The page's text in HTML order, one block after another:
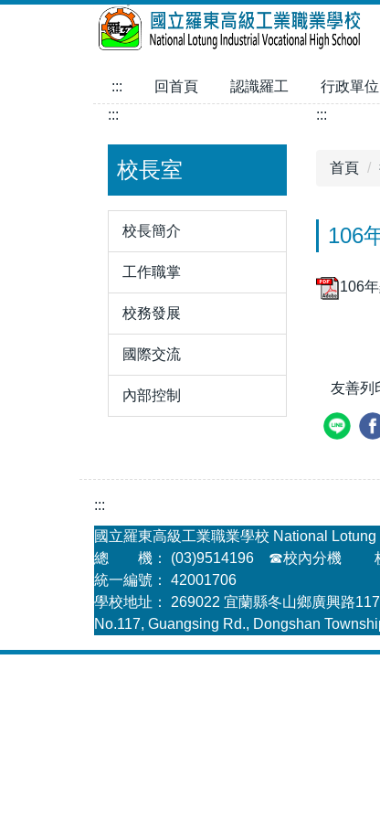
::: 回首頁 認識羅工 行政單位
:::
校長室
校長簡介
工作職掌
校務發展
國際交流
內部控制
:::
首頁
106
106
友善列
:::
國立羅東高級工業職業學校 National
總 機： (03)9514196 ☎校內分機 校
統一編號： 42001706
學校地址： 269022 宜蘭縣冬山鄉廣興路
No.117, Guangsing Rd., Dongshan